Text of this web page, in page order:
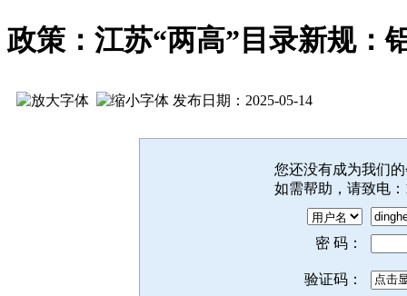
政策：江苏“两高”目录新规：
发布日期：2025-05-14
您还没有成为我们
如需帮助，请致电：
密 码：
验证码：